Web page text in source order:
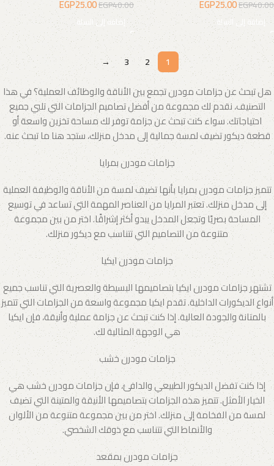
EGP40.00
EGP25.00
إضافة إلى السلة
EGP40.00
EGP25.00
إضافة إلى السلة
1
2
3
→
هل تبحث عن جزامات مودرن تجمع بين الأناقة والوظائف العملية؟ في هذا
التصنيف، نقدم لك مجموعة من أفضل تصاميم الجزامات التي تلبي جميع
احتياجاتك. سواء كنت تبحث عن جزامة توفر لك مساحة تخزين واسعة أو
قطعة ديكور تضيف لمسة جمالية إلى مدخل منزلك، ستجد هنا ما تبحث عنه.
جزامات مودرن بمرايا
تتميز جزامات مودرن بمرايا بأنها تضيف لمسة من الأناقة والوظيفة العملية
إلى مدخل منزلك. تعتبر المرايا من العناصر المهمة التي تساعد في توسيع
المساحة بصريًا وتجعل المدخل يبدو أكثر إشراقًا. اختر من بين مجموعة
متنوعة من التصاميم التي تتناسب مع ديكور منزلك.
جزامات مودرن ايكيا
تشتهر جزامات مودرن ايكيا بتصاميمها البسيطة والعصرية التي تناسب جميع
أنواع الديكورات الداخلية. تقدم ايكيا مجموعة واسعة من الجزامات التي تتميز
بالمتانة والجودة العالية. إذا كنت تبحث عن جزامة عملية وأنيقة، فإن ايكيا
هي الوجهة المثالية لك.
جزامات مودرن خشب
إذا كنت تفضل الديكور الطبيعي والدافئ، فإن جزامات مودرن خشب هي
الخيار الأمثل. تتميز هذه الجزامات بتصاميمها الأنيقة والمتينة التي تضيف
لمسة من الفخامة إلى منزلك. اختر من بين مجموعة متنوعة من الألوان
والأنماط التي تتناسب مع ذوقك الشخصي.
جزامات مودرن بمقعد